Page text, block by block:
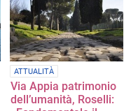
ATTUALITÀ
Via Appia patrimonio
dell’umanità, Roselli: